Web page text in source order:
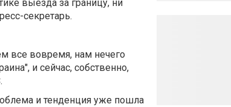
выезда за границу, ни
секретарь.
все вовремя, нам нечего
и сейчас, собственно,
и тенденция уже пошла